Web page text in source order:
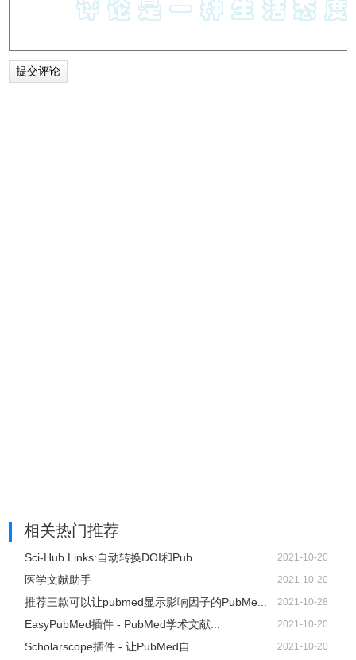
相关热门推荐
Sci-Hub Links:自动转换DOI和Pub... 2021-10-20
医学文献助手 2021-10-20
推荐三款可以让pubmed显示影响因子的PubMe... 2021-10-28
EasyPubMed插件 - PubMed学术文献... 2021-10-20
Scholarscope插件 - 让PubMed自... 2021-10-20